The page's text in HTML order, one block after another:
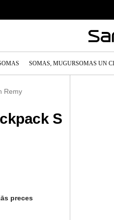
SOMAS, MUGURSOMAS UN
Remy
S
preces